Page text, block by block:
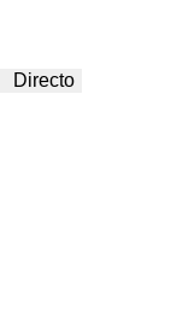
Directo